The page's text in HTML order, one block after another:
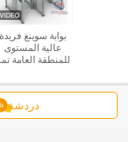
بوابة سوينغ فريدة
عالية المستوى
للمنطقة العامة
في دقيقة واحدة
دردشة
Arabic